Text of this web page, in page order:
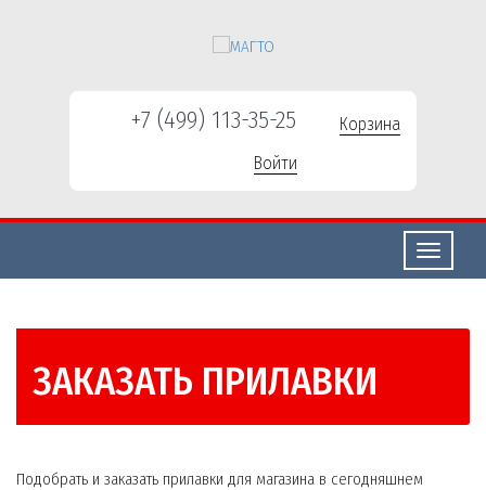
+7 (499) 113-35-25
Корзина
Войти
Свернуть/
ЗАКАЗАТЬ ПРИЛАВКИ
Подобрать и заказать прилавки для магазина в сегодняшнем